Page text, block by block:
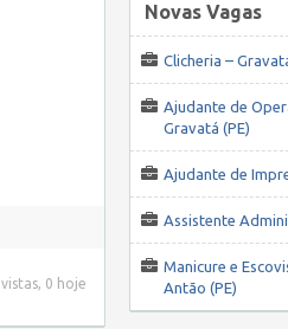
0 hoje
Novas Vagas
Clicheria –
Ajudante de
Gravatá (PE)
Ajudante de
Assistente
Manicure e
Antão (PE)